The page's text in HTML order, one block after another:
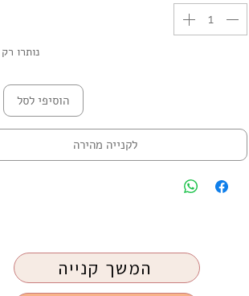
נותרו רק 1 במלאי
הוסיפי לסל
לקנייה מהירה
המשך קנייה